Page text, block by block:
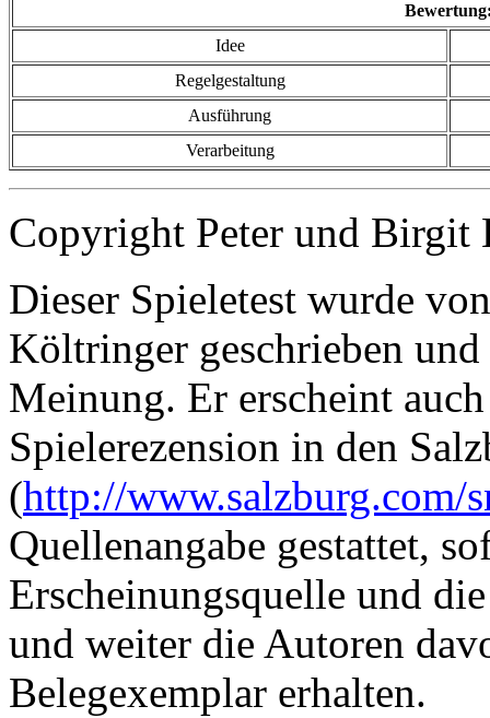
Idee
Regelgestaltung
Ausführung
Verarbeitung
Copyright Peter und Birgit
Dieser Spieletest wurde
Költringer geschrieben
Meinung. Er erscheint
Spielerezension in den
(http://www.salzburg.com/
Quellenangabe gestattet,
Erscheinungsquelle und
und weiter die Autoren
Belegexemplar erhalten.